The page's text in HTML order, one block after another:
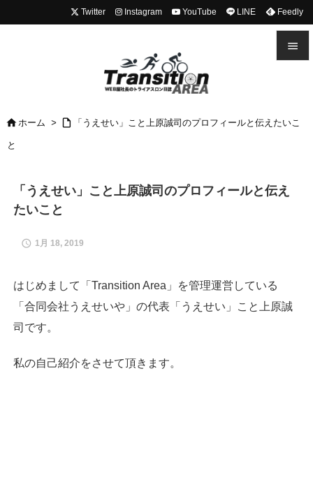


Twitter Instagram YouTube LINE Feedly
 ホーム >  「うえせい」こと上原誠司のプロフィールと伝えたいこ
と
「うえせい」こと上原誠司のプロフィールと伝え
たいこと
 1月 18, 2019
はじめまして「Transition Area」を管理運営している
「合同会社うえせいや」の代表「うえせい」こと上原誠
司です。
私の自己紹介をさせて頂きます。